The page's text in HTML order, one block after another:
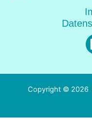
Copyright © 2026